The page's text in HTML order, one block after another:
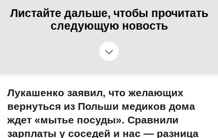
Листайте дальше, чтобы прочитать
следующую новость